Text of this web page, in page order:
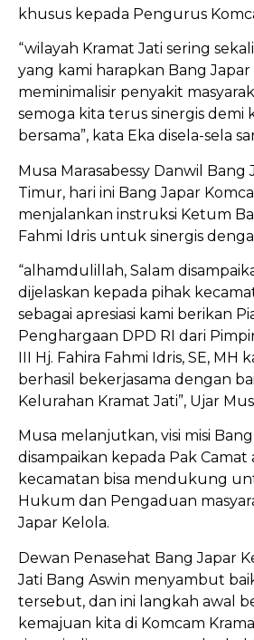
khusus kepada Pengurus
“wilayah Kramat Jati sering
yang kami harapkan Bang
meminimalisir penyakit
semoga kita terus sinergis demi
bersama”, kata Eka disela-sela
Musa Marasabessy Danwil Bang
Timur, hari ini Bang Japar
menjalankan instruksi Ketum
Fahmi Idris untuk sinergis
“alhamdulillah, Salam
dijelaskan kepada pihak
sebagai apresiasi kami berikan
Penghargaan DPD RI dari
III Hj. Fahira Fahmi Idris, SE, MH
berhasil bekerjasama dengan
Kelurahan Kramat Jati”, Ujar
Musa melanjutkan, visi misi
disampaikan kepada Pak Camat
kecamatan bisa mendukung
Hukum dan Pengaduan
Japar Kelola.
Dewan Penasehat Bang Japar
Jati Bang Aswin menyambut
tersebut, dan ini langkah awal
kemajuan kita di Komcam